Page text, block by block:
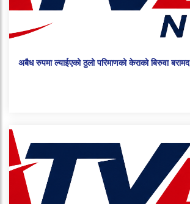
अबैध रुपमा ल्याईएको ठुलो परिमाणको केराको बिरुवा बरामद